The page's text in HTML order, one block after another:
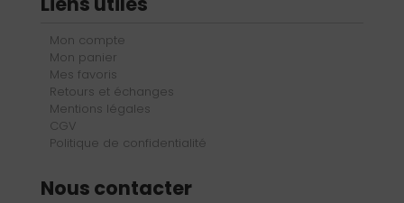
Mon compte
Mon panier
Mes favoris
Retours et échanges
Mentions légales
CGV
Politique de confidentialité
Nous contacter